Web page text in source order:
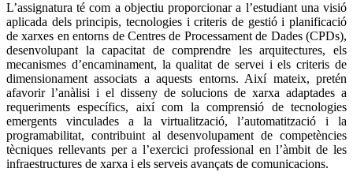
L’assignatura té com a objectiu proporcionar a l’estudiant una visió
aplicada dels principis, tecnologies i criteris de gestió i planificació
de xarxes en entorns de Centres de Processament de Dades (CPDs),
desenvolupant la capacitat de comprendre les arquitectures, els
mecanismes d’encaminament, la qualitat de servei i els criteris de
dimensionament associats a aquests entorns. Així mateix, pretén
afavorir l’anàlisi i el disseny de solucions de xarxa adaptades a
requeriments específics, així com la comprensió de tecnologies
emergents vinculades a la virtualització, l’automatització i la
programabilitat, contribuint al desenvolupament de competències
tècniques rellevants per a l’exercici professional en l’àmbit de les
infraestructures de xarxa i els serveis avançats de comunicacions.